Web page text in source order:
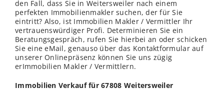
den Fall, dass Sie in Weitersweiler nach einem
perfekten Immobilienmakler suchen, der für Sie
eintritt? Also, ist Immobilien Makler / Vermittler Ihr
vertrauenswürdiger Profi. Determinieren Sie ein
Beratungsgespräch, rufen Sie hierbei an oder schicken
Sie eine eMail, genauso über das Kontaktformular auf
unserer Onlinepräsenz können Sie uns zügig
erImmobilien Makler / Vermittlern.
Immobilien Verkauf für 67808 Weitersweiler